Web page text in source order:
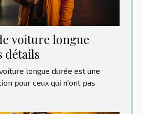
‌voiture‌ ‌longue‌
‌détails‌
longue durée est une
pour ceux qui n'ont pas